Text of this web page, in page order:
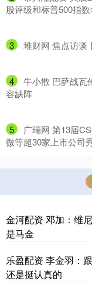
股评级和标普500指
3 堆财网 焦点访
4
牛小散 巴萨战瓦
容缺阵
5
广瑞网 第13届
微等超30家上市公司
金河配资 邓加：维
是马金
乐盈配资 李金羽：
还是挺认真的